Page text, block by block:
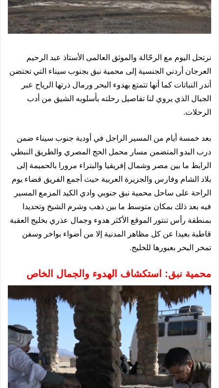
نرتحل اليوم مع الرحّالة والموثق العالمى الأستاذ عبد الرحيم
العرجان أردني الجنسية إلى محمية نبق بجنوب سيناء التي تحتضن
أندر النباتات كما أنها تتمتع بهدوء البحر ورمال ذرتها الرياح عبر
الجبال الذي يروي لنا تفاصيل رحلته بأسلوبه الشيق من أدب
الرحلات.
بعد خمسة أيام من المسير الراجل في أودية جنوب سيناء ضمن
درب البدو المتضمن مسار محمل الحج المصري والطريق النبطي
الرابط ما بين مصر وشمال إفريقيا والبتراء مرورا بالحميمة إلى
بلاد الشام وفارس والجزيرة العربية حيث أجمع الفريق قضاء يوم
الراحة على ساحل محمية نبق جنوبي وادي الكيد المزمع المسير
فيه بعد ذلك بمكان متوسط ما بين ذهب وشرم الشيخ وتحديدا
بمنطقة رأس تنتور الموقع الأكثر هدوء وجمال عذري بخليج العقبة
قاطبة بعيدا عن كل مظاهر المدنية إلا من أضواء بواخر وسفن
تمخر البحر بعبورها للخليج.
محمية نبق: استكشاف الهدوء والجمال الخاص